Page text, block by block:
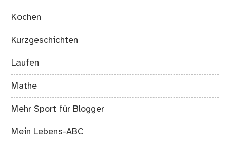
Kochen
Kurzgeschichten
Laufen
Mathe
Mehr Sport für Blogger
Mein Lebens-ABC